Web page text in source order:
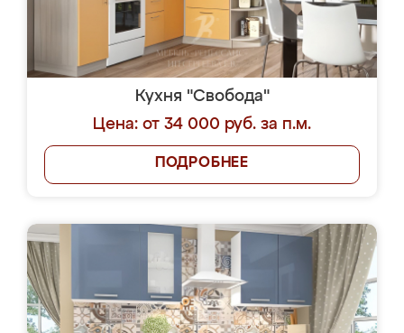
Кухня "Свобода"
Цена: от 34 000 руб. за п.м.
ПОДРОБНЕЕ